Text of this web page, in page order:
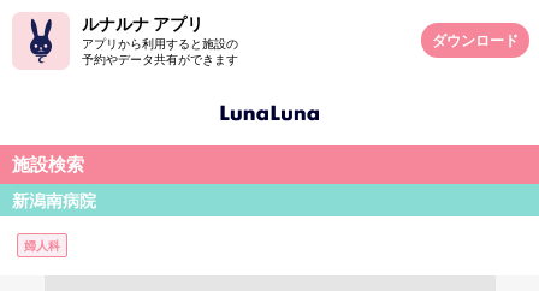
ルナルナ アプリ
アプリから利用すると施設の
予約やデータ共有ができます
ダウンロード
施設検索
新潟南病院
婦人科